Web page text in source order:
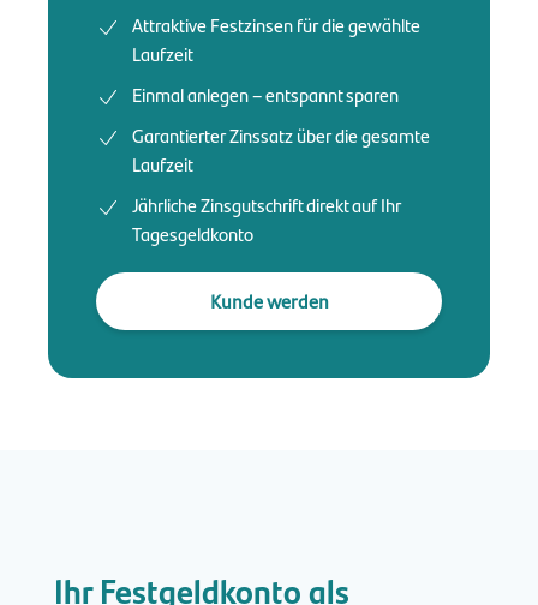
Attraktive Festzinsen für die gewählte
Laufzeit
Einmal anlegen – entspannt sparen
Garantierter Zinssatz über die gesamte
Laufzeit
Jährliche Zinsgutschrift direkt auf Ihr
Tagesgeldkonto
Kunde werden
Ihr Festgeldkonto als